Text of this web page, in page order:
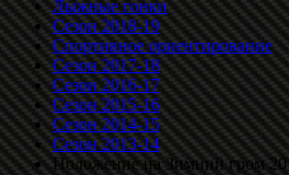
Лыжные гонки
Сезон 2018-19
Спортивное ориентирование
Сезон 2017-18
Сезон 2016-17
Сезон 2015-16
Сезон 2014-15
Сезон 2013-14
Положение на Зимний гром